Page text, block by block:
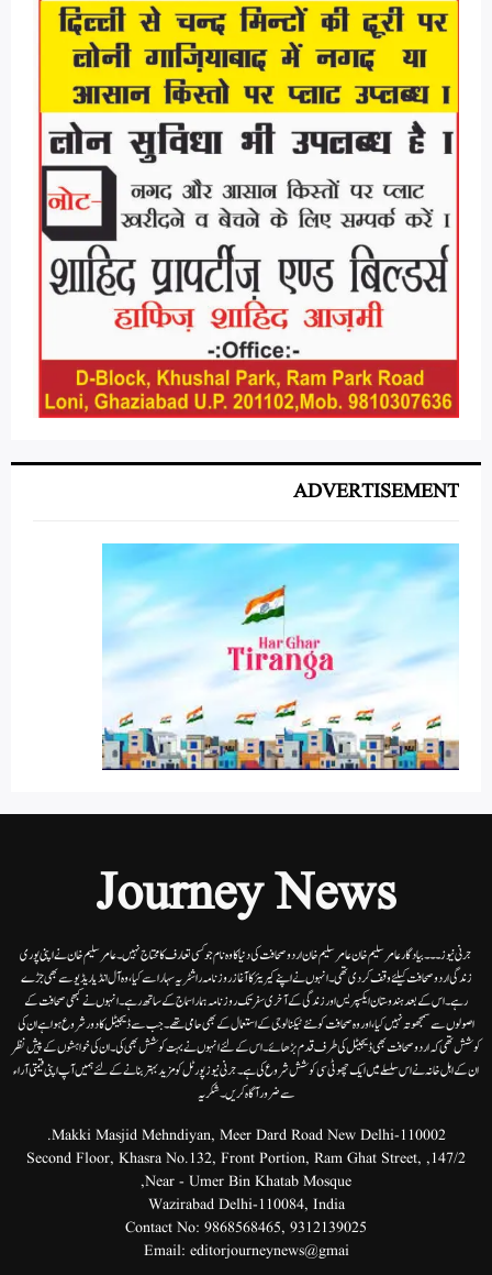
ADVERTISEMENT
Journey News
جرنی نیوز۔۔۔بیاد گار عامر سلیم خان عامر سلیم خان اردوصحافت کی دنیا کاوہ نام جو کسی تعارف کا محتاج نہیں۔عامرسلیم خان نے اپنی پوری
زندگی اردوصحافت کیلئے وقف کردی تھی۔انہوں نے اپنے کیریئر کا آغاز روزنامہ راشٹریہ سہارا سے کیا،وہ آل انڈیا ریڈیوسے بھی جڑے
رہے۔ اس کے بعد ہندوستان ایکسپریس اور زندگی کے آخری سفر تک روزنامہ ہمارا سماج کے ساتھ رہے۔ انہوں نے کبھی صحافت کے
اصولوں سے سمجھوتہ نہیں کیا، اور وہ صحافت کو نئے ٹیکنالوجی کے استعمال کے بھی حامی تھے۔ جب سے ڈیجیٹل کا دور شروع ہوا ہے ان کی
کوشش تھی کہ اردو صحافت بھی ڈیجیٹل کی طرف قدم بڑھائے۔ اس کے لئے انہوں نے بہت کوشش بھی کی۔ ان کی خواہشوں کے پیش نظر
ان کے اہل خانہ نے اس سلسلے میں ایک چھوٹی سی کوشش شروع کی ہے۔جرنی نیوز پورٹل کو مزید بہتر بنانے کے لئے ہمیں آپ اپنی قیمتی آراء
سے ضرور آگاہ کریں۔شکریہ
Makki Masjid Mehndiyan, Meer Dard Road New Delhi-110002.
147/2, Second Floor, Khasra No.132, Front Portion, Ram Ghat Street,
Near - Umer Bin Khatab Mosque,
Wazirabad Delhi-110084, India
Contact No: 9868568465, 9312139025
Email: editorjourneynews@gmai